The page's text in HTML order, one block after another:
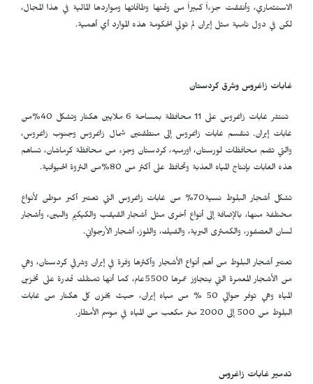
الاستثماري، وأنفقت جزءاً كبيراً من وقتها وطاقاتها ومواردها المالية في هذا المجال،
لكن في دول نامية مثل إيران لم تولي الحكومة هذه الموارد أي أهمية.
غابات زاغروس وشرق كردستان
تنتشر غابات زاغروس على 11 محافظة بمساحة 6 ملايين هكتار وتشكل 40%من
غابات إيران. تنقسم غابات زاغروس إلى منطقتين شمال زاغروس وجنوب زاغروس،
والتي تضم محافظات لورستان، اورمیه، کردستان وجزء من محافظة كرماشان، تساهم
هذه الغابات بإنتاج المياه العذبة وتحافظ على أكثر من 80%من الثروة الحيوانية.
تشكل أشجار البلوط نسية70% من غابات زاغروس التي تعتبر أكبر موطن لأنواع
مختلفة منها، بالإضافة إلى أنواع أخرى مثل أشجار القيقب والكيكيم والبين، وأشجار
لسان العصفور، والكمثرى البرية، والفيك، واللوز، أشجار الأرجواني.
تعتبر أشجار البلوط من أهم أنواع الأشجار وأكثرها وفرة في إيران وشرقي كردستان، وهي
من الأشجار المعمرة التي يتجاوز عمرها 5500عام، كما أنها تمتلك قدرة على تخزين
المياه وهي توفر حوالي 50 % من مياه إيران، حيث يخزن كل هكتار من غابات
البلوط من 500 إلى 2000 متر مكعب من المياه في موسم الأمطار.
تدمير غابات زاغروس